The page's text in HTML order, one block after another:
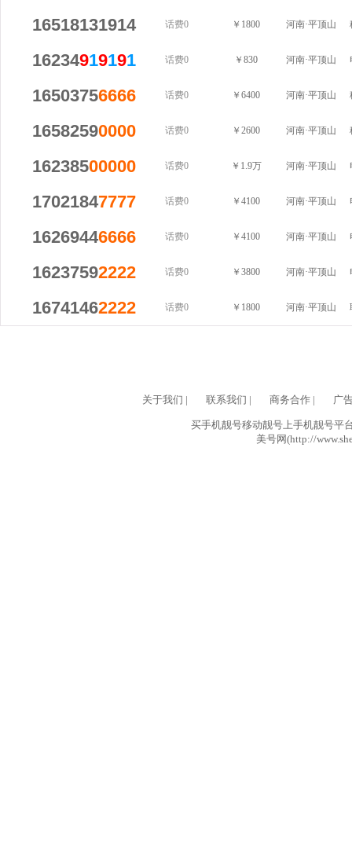
16518131914 话费0 ￥1800 河南·平顶山
16234919191 话费0 ￥830 河南·平顶山
16503756666 话费0 ￥6400 河南·平顶山
16582590000 话费0 ￥2600 河南·平顶山
16238500000 话费0 ￥1.9万 河南·平顶山
17021847777 话费0 ￥4100 河南·平顶山
16269446666 话费0 ￥4100 河南·平顶山
16237592222 话费0 ￥3800 河南·平顶山
16741462222 话费0 ￥1800 河南·平顶山
关于我们 | 联系我们 | 商务合作| 广
买手机靓号移动靓号上手机靓号平
美号网(http://